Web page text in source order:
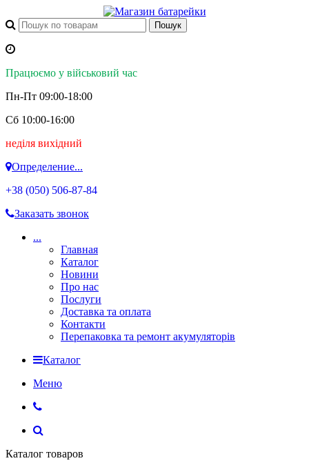
Працюємо у військовий час
Пн-Пт 09:00-18:00
Сб 10:00-16:00
неділя вихідний
Определение...
+38 (050) 506-87-84
Заказать звонок
...
Главная
Каталог
Новини
Про нас
Послуги
Доставка та оплата
Контакти
Перепаковка та ремонт акумуляторів
Каталог
Меню
Каталог товаров